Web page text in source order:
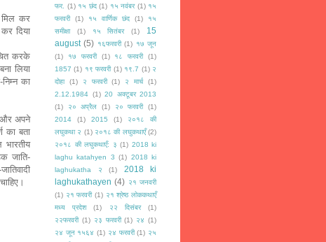
मिल कर
दिया
करके
लिया
का
और अपने
का बता
जाति-
फर. (1) १५ छंद (1) १५ नवंबर (1) १५
फरवरी
(1) १५ वार्णिक छंद (1)
१५
समीक्षा
(1) १५ सितंबर (1)
15
august (5) १६फरवरी (1) १७ जून
(1)
१७ फरवरी (1) १८ फरवरी
(1)
1857 (1) १९ फरवरी (1) १९.7 (1) २
दोहा
(1) २ फरवरी (1) २ मार्च
(1)
2.12.1984 (1) 20 अक्टूबर 2013
(1)
२० अप्रैल (1) २० फरवरी
(1)
2014
(1) 2015 (1)
२०१८ की
लघुकथा २ (1) २०१८ की लघुकथाएँ (2)
२०१८ की लघुकथाएँ: ३ (1) 2018 ki
laghu katahyen 3 (1) 2018 ki
laghukatha २
(1)
2018 ki
laghukathayen (4) २१ जनवरी
(1) २१ फरवरी (1) २१ श्रेष्ठ लोककथाएँ
मध्य प्रदेश
(1) २२ दिसंबर
(1)
२२फरवरी (1) २३ फरवरी (1) २४ (1)
२४ जून १५६४ (1) २४ फरवरी (1) २५